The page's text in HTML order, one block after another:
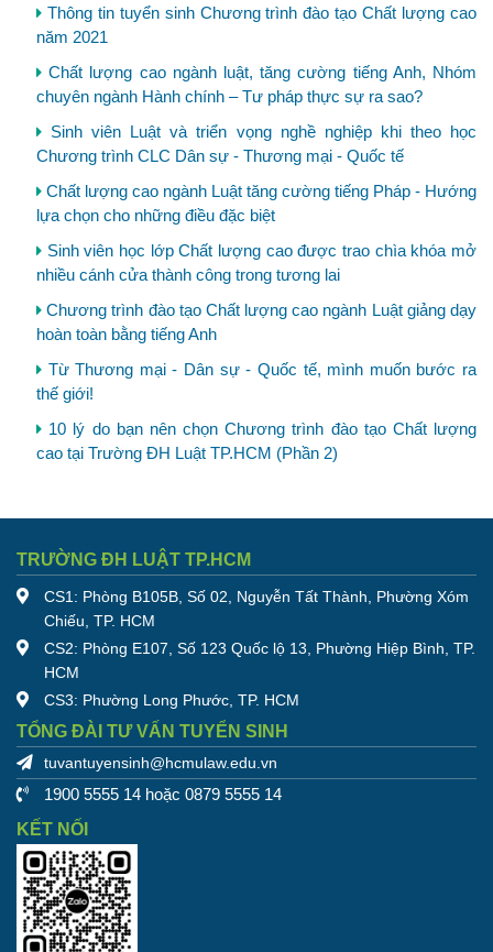
Thông tin tuyển sinh Chương trình đào tạo Chất lượng cao
năm 2021
Chất lượng cao ngành luật, tăng cường tiếng Anh, Nhóm
chuyên ngành Hành chính – Tư pháp thực sự ra sao?
Sinh viên Luật và triển vọng nghề nghiệp khi theo học
Chương trình CLC Dân sự - Thương mại - Quốc tế
Chất lượng cao ngành Luật tăng cường tiếng Pháp - Hướng
lựa chọn cho những điều đặc biệt
Sinh viên học lớp Chất lượng cao được trao chìa khóa mở
nhiều cánh cửa thành công trong tương lai
Chương trình đào tạo Chất lượng cao ngành Luật giảng dạy
hoàn toàn bằng tiếng Anh
Từ Thương mại - Dân sự - Quốc tế, mình muốn bước ra
thế giới!
10 lý do bạn nên chọn Chương trình đào tạo Chất lượng
cao tại Trường ĐH Luật TP.HCM (Phần 2)
TRƯỜNG ĐH LUẬT TP.HCM
CS1: Phòng B105B, Số 02, Nguyễn Tất Thành, Phường Xóm
Chiếu, TP. HCM
CS2: Phòng E107, Số 123 Quốc lộ 13, Phường Hiệp Bình, TP.
HCM
CS3: Phường Long Phước, TP. HCM
TỔNG ĐÀI TƯ VẤN TUYỂN SINH
tuvantuyensinh@hcmulaw.edu.vn
1900 5555 14 hoặc 0879 5555 14
KẾT NỐI